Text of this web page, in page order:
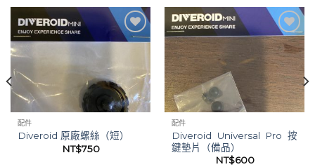
加入
配件
Diveroid 原廠螺絲（短）
NT$750
加入
「願
望清
單」
配件
Diveroid Universal Pro 按
鍵墊片（備品）
NT$600